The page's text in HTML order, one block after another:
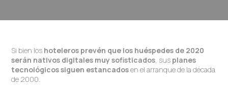
Si bien los hoteleros prevén que los huéspedes de 2020
serán nativos digitales muy sofisticados, sus planes
tecnológicos siguen estancadosen el arranque de la década
de 2000.